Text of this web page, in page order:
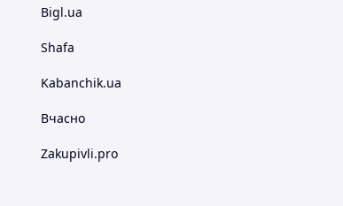
Bigl.ua
Shafa
Kabanchik.ua
Вчасно
Zakupivli.pro